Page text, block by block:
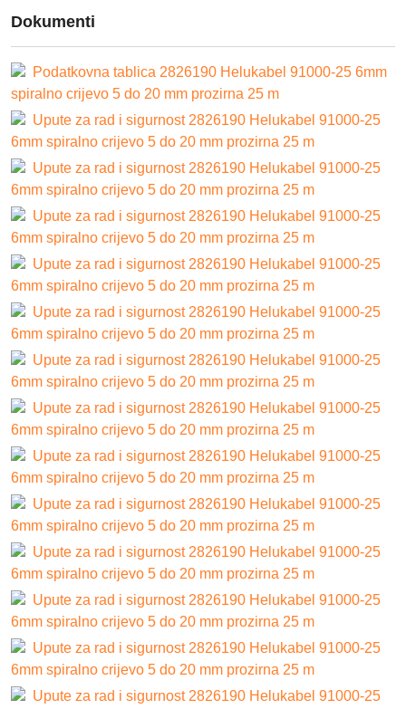
Dokumenti
Podatkovna tablica 2826190 Helukabel 91000-25 6mm
spiralno crijevo 5 do 20 mm prozirna 25 m
Upute za rad i sigurnost 2826190 Helukabel 91000-25
6mm spiralno crijevo 5 do 20 mm prozirna 25 m
Upute za rad i sigurnost 2826190 Helukabel 91000-25
6mm spiralno crijevo 5 do 20 mm prozirna 25 m
Upute za rad i sigurnost 2826190 Helukabel 91000-25
6mm spiralno crijevo 5 do 20 mm prozirna 25 m
Upute za rad i sigurnost 2826190 Helukabel 91000-25
6mm spiralno crijevo 5 do 20 mm prozirna 25 m
Upute za rad i sigurnost 2826190 Helukabel 91000-25
6mm spiralno crijevo 5 do 20 mm prozirna 25 m
Upute za rad i sigurnost 2826190 Helukabel 91000-25
6mm spiralno crijevo 5 do 20 mm prozirna 25 m
Upute za rad i sigurnost 2826190 Helukabel 91000-25
6mm spiralno crijevo 5 do 20 mm prozirna 25 m
Upute za rad i sigurnost 2826190 Helukabel 91000-25
6mm spiralno crijevo 5 do 20 mm prozirna 25 m
Upute za rad i sigurnost 2826190 Helukabel 91000-25
6mm spiralno crijevo 5 do 20 mm prozirna 25 m
Upute za rad i sigurnost 2826190 Helukabel 91000-25
6mm spiralno crijevo 5 do 20 mm prozirna 25 m
Upute za rad i sigurnost 2826190 Helukabel 91000-25
6mm spiralno crijevo 5 do 20 mm prozirna 25 m
Upute za rad i sigurnost 2826190 Helukabel 91000-25
6mm spiralno crijevo 5 do 20 mm prozirna 25 m
Upute za rad i sigurnost 2826190 Helukabel 91000-25